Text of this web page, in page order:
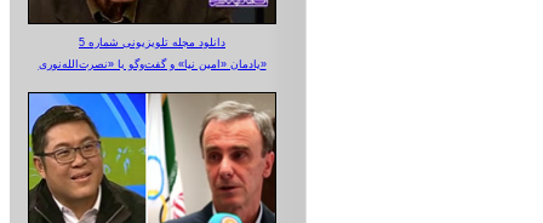
دانلود مجله تلویزیونی شماره 5
یادمان «امین نیا» و گفت‌وگو با «نصرت‌الله‌نوری»